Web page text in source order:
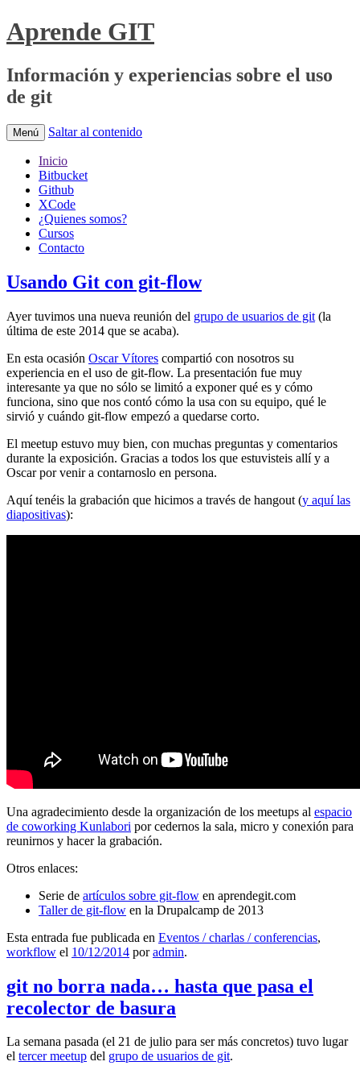
Aprende GIT
Información y experiencias sobre el uso
de git
Menú Saltar al contenido
Inicio
Bitbucket
Github
XCode
¿Quienes somos?
Cursos
Contacto
Usando Git con git-flow
Ayer tuvimos una nueva reunión del grupo de usuarios de git (la
última de este 2014 que se acaba).
En esta ocasión Oscar Vítores compartió con nosotros su
experiencia en el uso de git-flow. La presentación fue muy
interesante ya que no sólo se limitó a exponer qué es y cómo
funciona, sino que nos contó cómo la usa con su equipo, qué le
sirvió y cuándo git-flow empezó a quedarse corto.
El meetup estuvo muy bien, con muchas preguntas y comentarios
durante la exposición. Gracias a todos los que estuvisteis allí y a
Oscar por venir a contarnoslo en persona.
Aquí tenéis la grabación que hicimos a través de hangout (y aquí las
diapositivas):
Una agradecimiento desde la organización de los meetups al espacio
de coworking Kunlabori por cedernos la sala, micro y conexión para
reunirnos y hacer la grabación.
Otros enlaces:
Serie de artículos sobre git-flow en aprendegit.com
Taller de git-flow en la Drupalcamp de 2013
Esta entrada fue publicada en Eventos / charlas / conferencias,
workflow el 10/12/2014 poradmin.
git no borra nada… hasta que pasa el
recolector de basura
La semana pasada (el 21 de julio para ser más concretos) tuvo lugar
el tercer meetup del grupo de usuarios de git.